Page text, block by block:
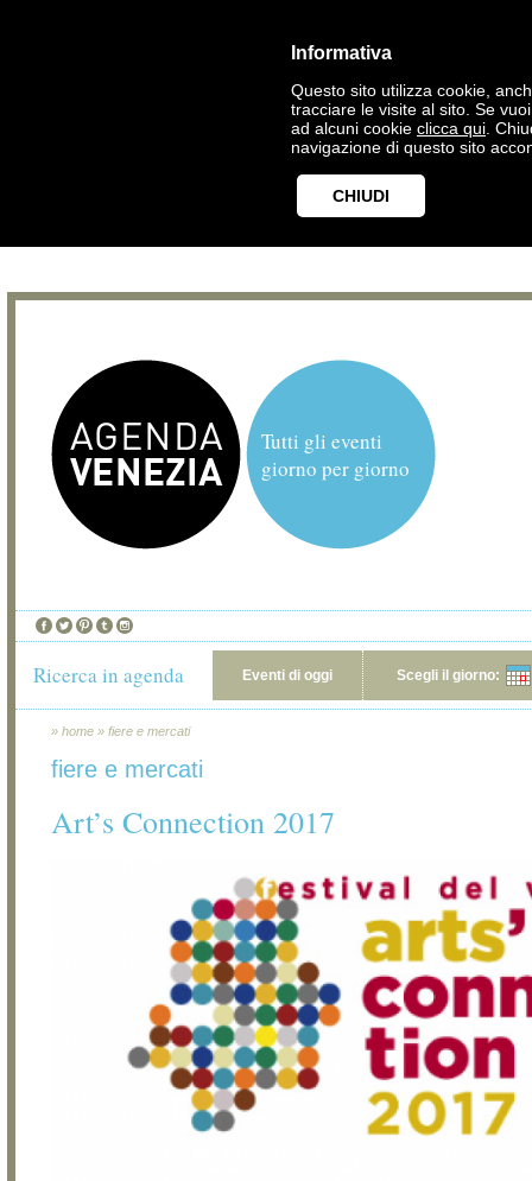
Informativa
Questo sito utilizza cookie,
tracciare le visite al sito. Se
ad alcuni cookie clicca qui .
navigazione di questo sito
CHIUDI
Tutti gli eventi
giorno per giorno
Ricerca in agenda Eventi di oggi Scegli il giorno:
» home » fiere e mercati
fiere e mercati
Art’s Connection 2017